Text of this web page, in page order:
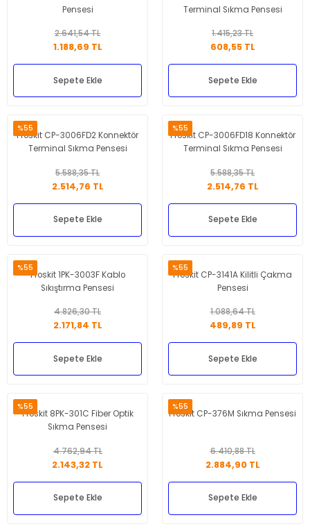
Pensesi
2.641,54 TL
1.188,69 TL
Sepete Ekle
Terminal Sıkma Pensesi
1.415,23 TL
608,55 TL
Sepete Ekle
%55
Proskit CP-3006FD2 Konnektör
Terminal Sıkma Pensesi
5.588,35 TL
2.514,76 TL
Sepete Ekle
%55
Proskit CP-3006FD18 Konnektör
Terminal Sıkma Pensesi
5.588,35 TL
2.514,76 TL
Sepete Ekle
%55
Proskit 1PK-3003F Kablo
Sıkıştırma Pensesi
4.826,30 TL
2.171,84 TL
Sepete Ekle
%55
Proskit CP-3141A Kilitli Çakma
Pensesi
1.088,64 TL
489,89 TL
Sepete Ekle
%55
Proskit 8PK-301C Fiber Optik
Sıkma Pensesi
4.762,94 TL
2.143,32 TL
Sepete Ekle
%55
Proskit CP-376M Sıkma Pensesi
6.410,88 TL
2.884,90 TL
Sepete Ekle